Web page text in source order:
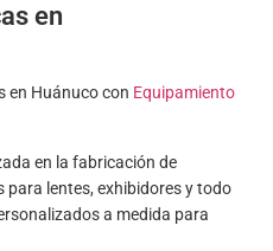
en
en Huánuco con Equipamiento
en la fabricación de
lentes, exhibidores y todo
a medida para